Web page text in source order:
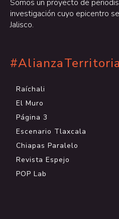
Somos un proyecto de
investigación cuyo epicentro
Jalisco.
Raíchali
El Muro
Página 3
Escenario Tlaxcala
Chiapas Paralelo
Revista Espejo
POP Lab